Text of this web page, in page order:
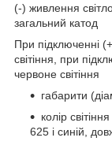
(-) живлення
загальний катод
При підключенні
світіння, при
червоне світіння
габарити
колір
625 і синій,